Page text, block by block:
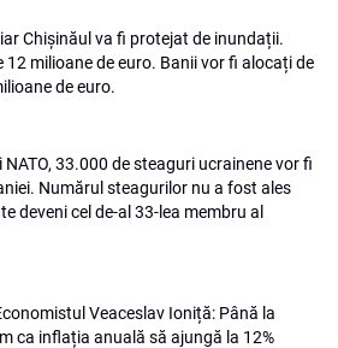
Chișinăul va fi protejat de inundații.
milioane de euro. Banii vor fi alocați de
de euro.
33.000 de steaguri ucrainene vor fi
Numărul steagurilor nu a fost ales
deveni cel de-al 33-lea membru al
Veaceslav Ioniță: Până la
ca inflația anuală să ajungă la 12%